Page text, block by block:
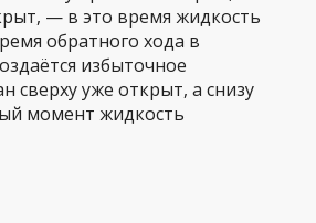
— в это время жидкость
обратного хода в
избыточное
сверху уже открыт, а снизу
момент жидкость